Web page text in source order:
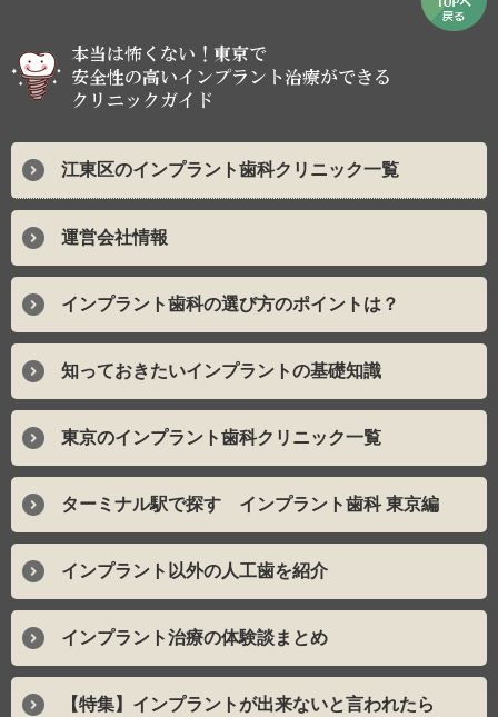
江東区のインプラント歯科クリニック一覧
運営会社情報
インプラント歯科の選び方のポイントは？
知っておきたいインプラントの基礎知識
東京のインプラント歯科クリニック一覧
ターミナル駅で探す インプラント歯科 東京編
インプラント以外の人工歯を紹介
インプラント治療の体験談まとめ
【特集】インプラントが出来ないと言われたら